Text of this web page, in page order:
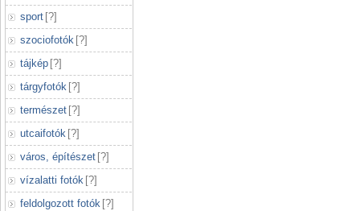
sport [?]
szociofotók [?]
tájkép [?]
tárgyfotók [?]
természet [?]
utcaifotók [?]
város, építészet [?]
vízalatti fotók [?]
feldolgozott fotók [?]